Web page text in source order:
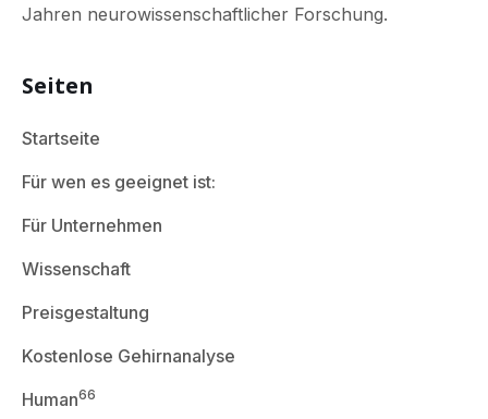
Jahren neurowissenschaftlicher Forschung.
Seiten
Startseite
Für wen es geeignet ist:
Für Unternehmen
Wissenschaft
Preisgestaltung
Kostenlose Gehirnanalyse
Human66